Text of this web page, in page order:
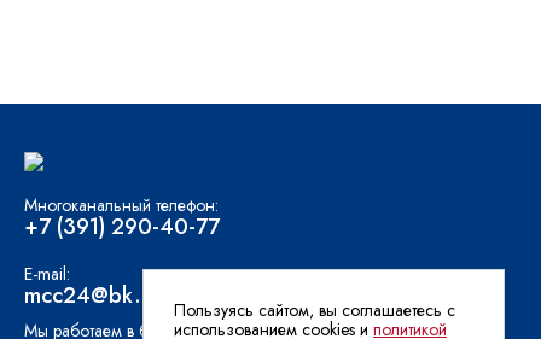
Многоканальный телефон:
+7 (391) 290-40-77
E-mail:
mcc24@bk.ru
Мы работаем в будние дни с 9:00 до 18:00 (суббота и
Пользуясь сайтом, вы соглашаетесь с
использованием cookies и политикой